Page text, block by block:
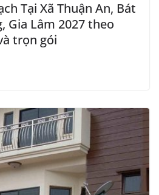
Tại Xã Thuận An, Bát
Gia Lâm 2027 theo
trọn gói